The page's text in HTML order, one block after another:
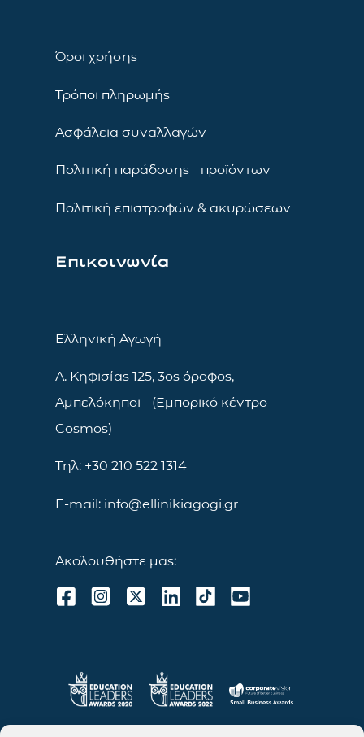
Όροι χρήσης
Τρόποι πληρωμής
Ασφάλεια συναλλαγών
Πολιτική παράδοσης προϊόντων
Πολιτική επιστροφών & ακυρώσεων
Επικοινωνία
Ελληνική Αγωγή
Λ. Κηφισίας 125, 3ος όροφος,
Αμπελόκηποι (Εμπορικό κέντρο
Cosmos)
Τηλ: +30 210 522 1314
E-mail: info@ellinikiagogi.gr
Ακολουθήστε μας: